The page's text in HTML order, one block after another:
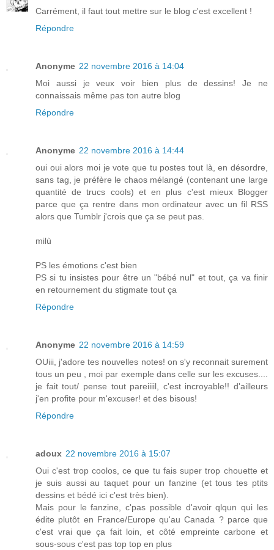
Carrément, il faut tout mettre sur le blog c'est excellent !
Répondre
Anonyme 22 novembre 2016 à 14:04
Moi aussi je veux voir bien plus de dessins! Je ne
connaissais même pas ton autre blog
Répondre
Anonyme 22 novembre 2016 à 14:44
oui oui alors moi je vote que tu postes tout là, en désordre,
sans tag, je préfère le chaos mélangé (contenant une large
quantité de trucs cools) et en plus c'est mieux Blogger
parce que ça rentre dans mon ordinateur avec un fil RSS
alors que Tumblr j'crois que ça se peut pas.
milù
PS les émotions c'est bien
PS si tu insistes pour être un "bébé nul" et tout, ça va finir
en retournement du stigmate tout ça
Répondre
Anonyme 22 novembre 2016 à 14:59
OUiii, j'adore tes nouvelles notes! on s'y reconnait surement
tous un peu , moi par exemple dans celle sur les excuses....
je fait tout/ pense tout pareiiiil, c'est incroyable!! d'ailleurs
j'en profite pour m'excuser! et des bisous!
Répondre
adoux 22 novembre 2016 à 15:07
Oui c'est trop coolos, ce que tu fais super trop chouette et
je suis aussi au taquet pour un fanzine (et tous tes ptits
dessins et bédé ici c'est très bien).
Mais pour le fanzine, c'pas possible d'avoir qlqun qui les
édite plutôt en France/Europe qu'au Canada ? parce que
c'est vrai que ça fait loin, et côté empreinte carbone et
sous-sous c'est pas top top en plus